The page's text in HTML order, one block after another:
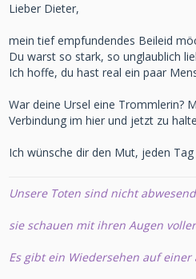
Lieber Dieter,
mein tief empfundendes Beileid
Du warst so stark, so unglaublich
Ich hoffe, du hast real ein paar
War deine Ursel eine Trommlerin?
Verbindung im hier und jetzt zu
Ich wünsche dir den Mut, jeden
Unsere Toten sind nicht
sie schauen mit ihren Augen
Es gibt ein Wiedersehen auf einer